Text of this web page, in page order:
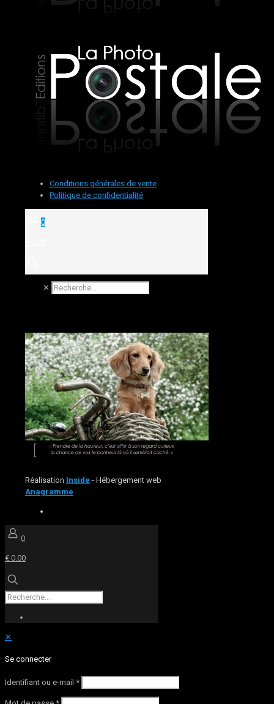
Conditions générales de vente
Politique de confidentialité
0
✕
Réalisation Inside - Hébergement web
Anagramme
0
€ 0.00
✕
Se connecter
Identifiant ou e-mail *